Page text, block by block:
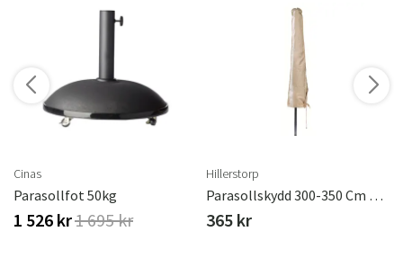
Cinas
Parasollfot 50kg
1 526 kr1 695 kr
Hillerstorp
Parasollskydd 300-350 Cm Plastbelagd
365 kr